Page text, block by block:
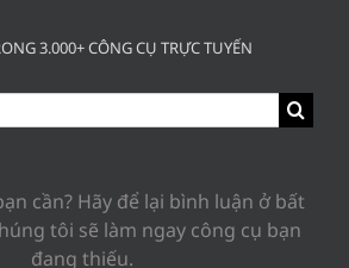
3.000+ CÔNG CỤ TRỰC TUYẾN
cần? Hãy để lại bình luận ở bất
tôi sẽ làm ngay công cụ bạn
đang thiếu.